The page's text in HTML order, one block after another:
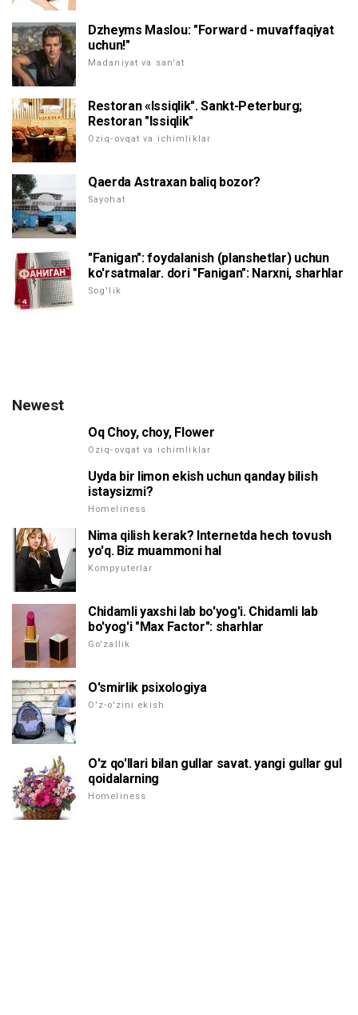
Dzheyms Maslou: "Forward - muvaffaqiyat
uchun!"
Madaniyat va san'at
Restoran «Issiqlik". Sankt-Peterburg;
Restoran "Issiqlik"
Oziq-ovqat va ichimliklar
Qaerda Astraxan baliq bozor?
Sayohat
"Fanigan": foydalanish (planshetlar) uchun
ko'rsatmalar. dori "Fanigan": Narxni, sharhlar
Sog'lik
Newest
Oq Choy, choy, Flower
Oziq-ovqat va ichimliklar
Uyda bir limon ekish uchun qanday bilish
istaysizmi?
Homeliness
Nima qilish kerak? Internetda hech tovush
yo'q. Biz muammoni hal
Kompyuterlar
Chidamli yaxshi lab bo'yog'i. Chidamli lab
bo'yog'i "Max Factor": sharhlar
Go'zallik
O'smirlik psixologiya
O'z-o'zini ekish
O'z qo'llari bilan gullar savat. yangi gullar gul
qoidalarning
Homeliness